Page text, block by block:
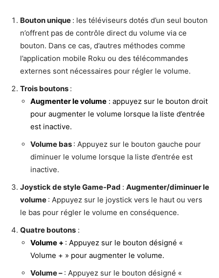
Bouton unique : les téléviseurs dotés d’un seul bouton
n’offrent pas de contrôle direct du volume via ce
bouton. Dans ce cas, d’autres méthodes comme
l’application mobile Roku ou des télécommandes
externes sont nécessaires pour régler le volume.
Trois boutons :
Augmenter le volume : appuyez sur le bouton droit
pour augmenter le volume lorsque la liste d’entrée
est inactive.
Volume bas : Appuyez sur le bouton gauche pour
diminuer le volume lorsque la liste d’entrée est
inactive.
Joystick de style Game-Pad : Augmenter/diminuer le
volume : Appuyez sur le joystick vers le haut ou vers
le bas pour régler le volume en conséquence.
Quatre boutons :
Volume + : Appuyez sur le bouton désigné «
Volume + » pour augmenter le volume.
Volume – : Appuyez sur le bouton désigné «